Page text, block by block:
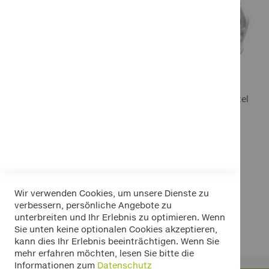
FOLIATEC Bremssattel
Seite
Sie lesen gerade Seite
1 Seite
2
Wir verwenden Cookies, um unsere Dienste zu
verbessern, persönliche Angebote zu
unterbreiten und Ihr Erlebnis zu optimieren. Wenn
Sie unten keine optionalen Cookies akzeptieren,
kann dies Ihr Erlebnis beeinträchtigen. Wenn Sie
mehr erfahren möchten, lesen Sie bitte die
Informationen zum Datenschutz